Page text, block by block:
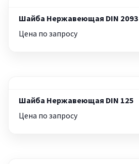
Шайба Нержавеющая DIN 2093
Цена по запросу
Шайба Нержавеющая DIN 125
Цена по запросу